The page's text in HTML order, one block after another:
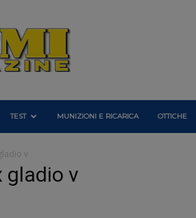
TEST MUNIZIONI E RICARICA OTTICHE
v
gladio v